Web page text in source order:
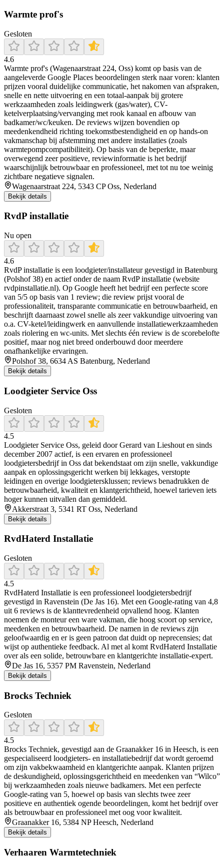
Warmte prof's
Gesloten
4.6
Warmte prof's (Wagenaarstraat 224, Oss) komt op basis van de
aangeleverde Google Places beoordelingen sterk naar voren: klanten
prijzen vooral duidelijke communicatie, het nakomen van afspraken,
snelle en nette uitvoering en een totaal-aanpak bij grotere
werkzaamheden zoals leidingwerk (gas/water), CV-
ketelverplaatsing/vervanging met rook kanaal en afbouw van
badkamer/wc/keuken. De reviews wijzen bovendien op
meedenkendheid richting toekomstbestendigheid en op hands-on
vakmanschap bij afstemming met andere installaties (zoals
warmtepompcompatibiliteit). Op basis van de beperkte, maar
overwegend zeer positieve, reviewinformatie is het bedrijf
waarschijnlijk betrouwbaar en professioneel, met tot nu toe weinig
zichtbare negatieve signalen.
Wagenaarstraat 224, 5343 CP Oss, Nederland
Bekijk details
RvdP installatie
Nu open
4.6
RvdP installatie is een loodgieter/installateur gevestigd in Batenburg
(Polshof 38) en actief onder de naam RvdP installatie (website
rvdpinstallatie.nl). Op Google heeft het bedrijf een perfecte score
van 5/5 op basis van 1 review; die review prijst vooral de
professionaliteit, transparante communicatie en betrouwbaarheid, en
beschrijft daarnaast zowel snelle als zeer vakkundige uitvoering van
o.a. CV-ketel/leidingwerk en aanvullende installatiewerkzaamheden
zoals riolering en wc-units. Met slechts één review is de scorebelofte
positief, maar nog niet breed onderbouwd door meerdere
onafhankelijke ervaringen.
Polshof 38, 6634 AS Batenburg, Nederland
Bekijk details
Loodgieter Service Oss
Gesloten
4.5
Loodgieter Service Oss, geleid door Gerard van Lieshout en sinds
december 2007 actief, is een ervaren en professioneel
loodgietersbedrijf in Oss dat bekendstaat om zijn snelle, vakkundige
aanpak en oplossingsgericht werken bij lekkages, verstopte
leidingen en overige loodgietersklussen; reviews benadrukken de
betrouwbaarheid, kwaliteit en klantgerichtheid, hoewel tarieven iets
hoger kunnen uitvallen dan gemiddeld.
Akkerstraat 3, 5341 RT Oss, Nederland
Bekijk details
RvdHaterd Installatie
Gesloten
4.5
RvdHaterd Installatie is een professioneel loodgietersbedrijf
gevestigd in Ravenstein (De Jas 16). Met een Google-rating van 4,8
uit 6 reviews is de klanttevredenheid opvallend hoog. Klanten
noemen de monteur een ware vakman, die hoog scoort op service,
meedenken en betrouwbaarheid. De namen in de reviews zijn
geloofwaardig en er is geen patroon dat duidt op neprecensies; dat
wijst op authentieke feedback. Al met al komt RvdHaterd Installatie
over als een solide, betrouwbare en klantgerichte installatie-expert.
De Jas 16, 5357 PM Ravenstein, Nederland
Bekijk details
Brocks Techniek
Gesloten
4.5
Brocks Techniek, gevestigd aan de Graanakker 16 in Heesch, is een
gespecialiseerd loodgieters- en installatiebedrijf dat wordt geroemd
om zijn vakbekwaamheid en klantgerichte aanpak. Klanten prijzen
de deskundigheid, oplossingsgerichtheid en meedenken van “Wilco”
bij werkzaamheden zoals nieuwe badkamers. Met een perfecte
Google-rating van 5, hoewel op basis van slechts twee zeer
positieve en authentiek ogende beoordelingen, komt het bedrijf over
als betrouwbaar en professioneel met oog voor kwaliteit.
Graanakker 16, 5384 NP Heesch, Nederland
Bekijk details
Verhaaren Warmtetechniek